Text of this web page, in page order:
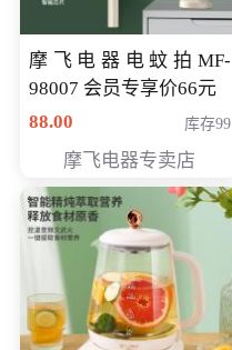
摩飞电器电蚊拍MF-
98007 会员专享价66元
88.00
库存99
摩飞电器专卖店